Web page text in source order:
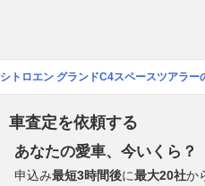
シトロエン グランドC4スペースツアラー
車査定を依頼する
あなたの愛車、今いくら？
申込み最短3時間後に最大20社か